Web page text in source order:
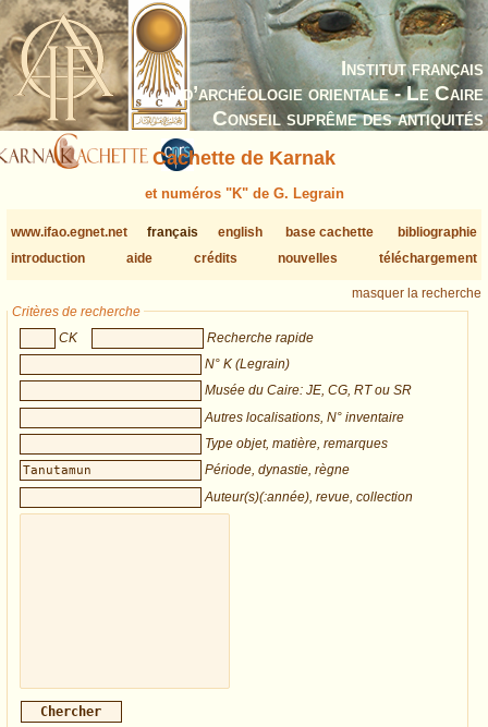
Institut français
d’archéologie orientale - Le Caire
Conseil suprême des antiquités
Cachette de Karnak
et numéros "K" de G. Legrain
www.ifao.egnet.net français english base cachette
bibliographie
introduction
aide crédits nouvelles téléchargement
masquer la recherche
Critères de recherche
CK
Recherche rapide
N° K (Legrain)
Musée du Caire: JE, CG, RT ou SR
Autres localisations, N° inventaire
Type objet, matière, remarques
Période, dynastie, règne
Auteur(s)(:année), revue, collection